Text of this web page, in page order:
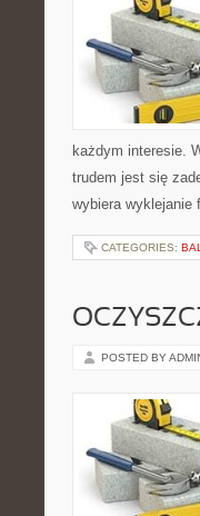
każdym interesie.
trudem jest się
wybiera
CATEGORIES:
POSTED BY